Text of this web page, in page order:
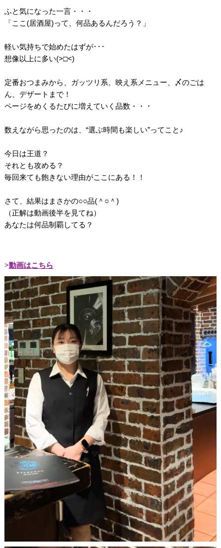
ふと気になった一言・・・
「ここ(居酒屋)って、何品あるんだろう？」
軽い気持ちで始めたはずが･･･
想像以上に多い(>□<)
定番おつまみから、ガッツリ系、映え系メニュー、〆のごは
ん、デザートまで！
ページをめくるたびに増えていく品数・・・
数えながら思ったのは、“選ぶ時間も楽しい”ってこと♪
今日は王道？
それとも攻める？
毎回来ても飽きない理由がここにある！！
さて、結果はまさかの○○品(＾○＾)
（正解は動画後半を見てね）
あなたは何品制覇してる？
動画はこちら